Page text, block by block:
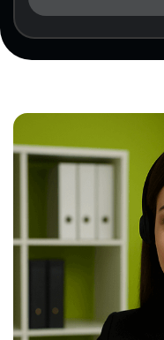
сертифікації, які
косметичної
сертифікацію ISO